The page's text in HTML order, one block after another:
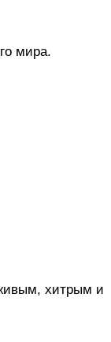
мира.
хитрым и